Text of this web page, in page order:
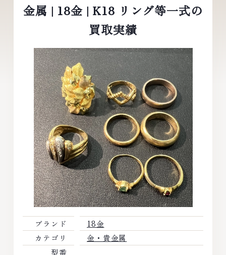
金属 | 18金 | K18 リング等一式の
買取実績
ブランド
18金
カテゴリ
金・貴金属
型番